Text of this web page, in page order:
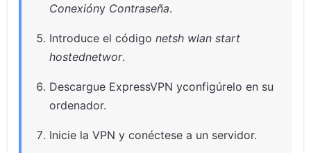
Conexióny Contraseña.
Introduce el códigonetsh wlan start
hostednetwor.
Descargue ExpressVPN yconfigúrelo en su
ordenador.
Inicie la VPN y conéctese a un servidor.